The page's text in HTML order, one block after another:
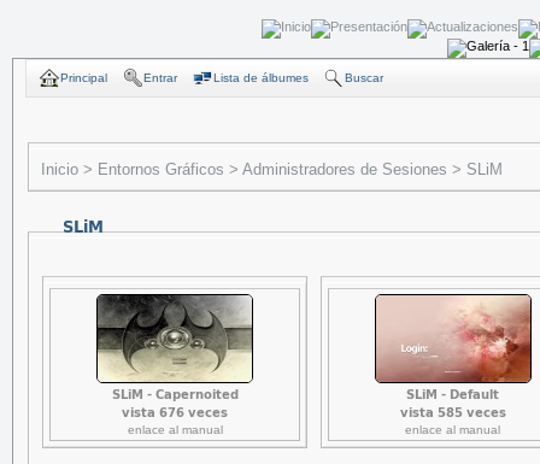
Principal Entrar Lista de álbumes Buscar
Inicio > Entornos Gráficos > Administradores de Sesiones > SLiM
SLiM
SLiM - Capernoited
vista 676 veces
enlace al manual
SLiM - Default
vista 585 veces
enlace al manual